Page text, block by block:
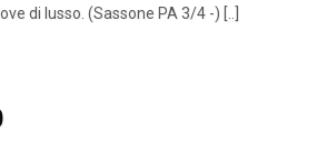
di lusso. (Sassone PA 3/4 -) [..]